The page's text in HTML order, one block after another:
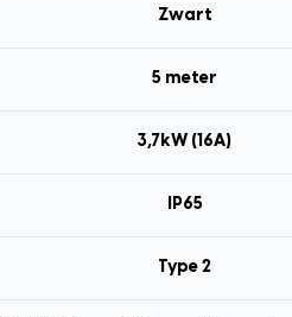
Zwart
5 meter
3,7kW (16A)
IP65
Type 2